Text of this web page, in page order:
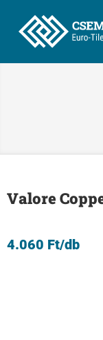
Valore
4.060 Ft/db